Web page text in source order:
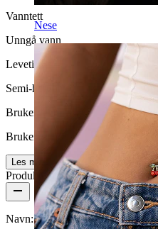
Nese
Vanntett
Unngå vann
Levetid
Semi-holdbar
Brukervennlighet
Brukervennligt
Les mer
Produktdetaljer
Navn:Labret med innvendig gjenge